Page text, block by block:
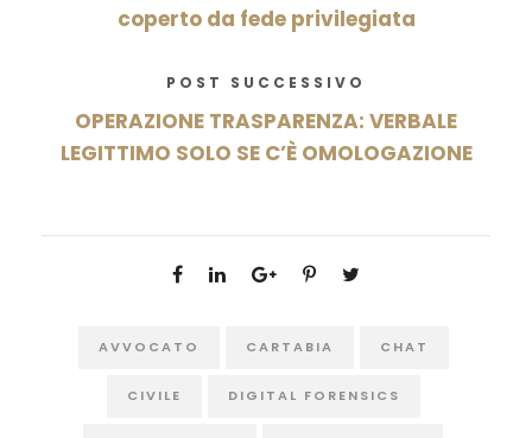
coperto da fede privilegiata
POST SUCCESSIVO
OPERAZIONE TRASPARENZA: VERBALE
LEGITTIMO SOLO SE C’È OMOLOGAZIONE
AVVOCATO CARTABIA CHAT
CIVILE DIGITAL FORENSICS